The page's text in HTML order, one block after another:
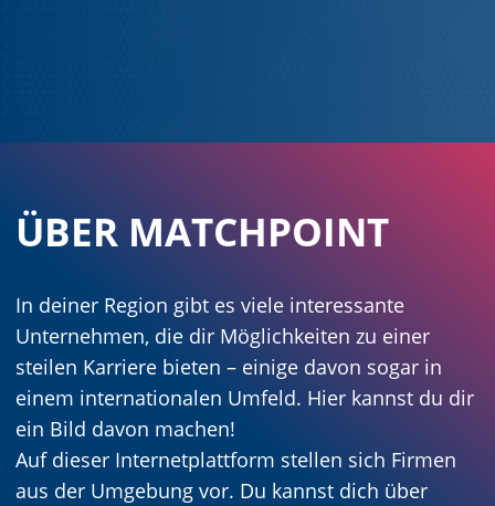
ÜBER MATCHPOINT
In deiner Region gibt es viele interessante
Unternehmen, die dir Möglichkeiten zu einer
steilen Karriere bieten – einige davon sogar in
einem internationalen Umfeld. Hier kannst du dir
ein Bild davon machen!
Auf dieser Internetplattform stellen sich Firmen
aus der Umgebung vor. Du kannst dich über